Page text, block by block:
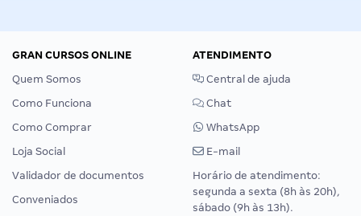
GRAN CURSOS ONLINE
Quem Somos
Como Funciona
Como Comprar
Loja Social
Validador de documentos
Conveniados
ATENDIMENTO
Central de ajuda
Chat
WhatsApp
E-mail
Horário de atendimento:
segunda a sexta (8h às 20h),
sábado (9h às 13h).